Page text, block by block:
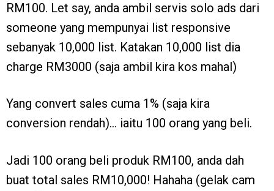
RM100. Let say, anda ambil servis solo ads dari
someone yang mempunyai list responsive
sebanyak 10,000 list. Katakan 10,000 list dia
charge RM3000 (saja ambil kira kos mahal)
Yang convert sales cuma 1% (saja kira
conversion rendah)… iaitu 100 orang yang beli.
Jadi 100 orang beli produk RM100, anda dah
buat total sales RM10,000! Hahaha (gelak cam